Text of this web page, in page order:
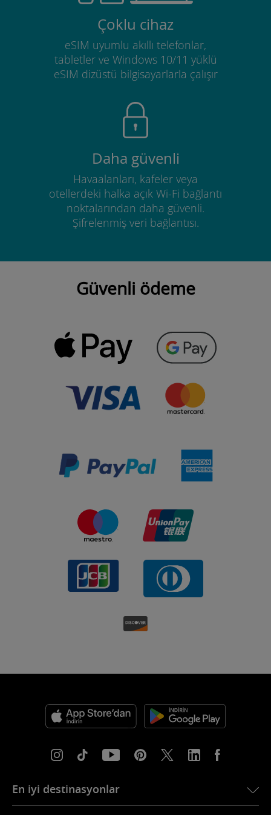
Çoklu cihaz
eSIM uyumlu akıllı telefonlar,
tabletler ve Windows 10/11 yüklü
eSIM dizüstü bilgisayarlarla çalışır
Daha güvenli
Havaalanları, kafeler veya
otellerdeki halka açık Wi-Fi bağlantı
noktalarından daha güvenli.
Şifrelenmiş veri bağlantısı.
Güvenli ödeme
En iyi destinasyonlar